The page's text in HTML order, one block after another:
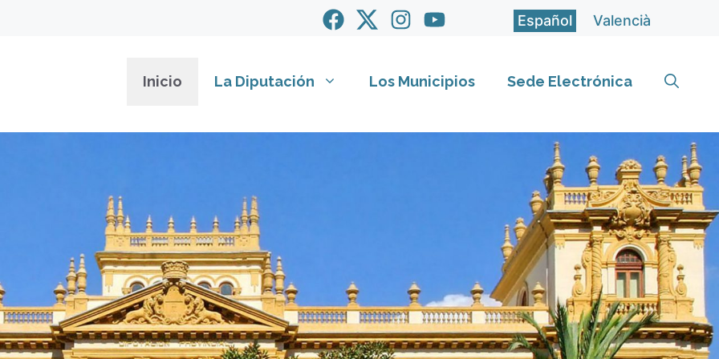
Español Valencià
Inicio La Diputación Los Municipios Sede Electrónica